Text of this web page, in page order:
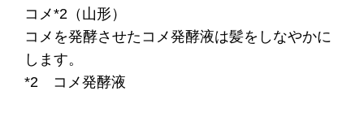
コメ*2（山形）
コメを発酵させたコメ発酵液は髪をしなやかに
します。
*2 コメ発酵液